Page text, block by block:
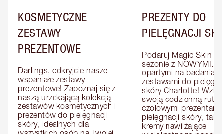
KOSMETYCZNE
ZESTAWY
PREZENTOWE
Darlings, odkryjcie nasze
wspaniałe zestawy
prezentowe! Zapoznaj się z
naszą urzekającą kolekcją
zestawów kosmetycznych i
prezentów do pielęgnacji
skóry, idealnych dla
PREZENTY DO
PIELĘGNACJI
Podaruj Magic Skin w
sezonie z NOWYMI,
opartymi na
zestawami do
skóry Charlotte!
swoją codzienną
czołowymi
pielęgnacji skóry,
kremy nawilżające